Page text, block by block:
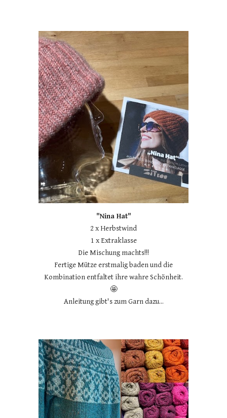
"Nina Hat"
2 x Herbstwind
1 x Extraklasse
Die Mischung machts!!!
Fertige Mütze erstmalig baden und die
Kombination entfaltet ihre wahre Schönheit.
🤩
Anleitung gibt's zum Garn dazu...